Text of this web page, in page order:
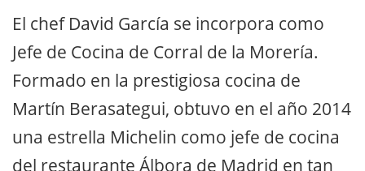
El chef David García se incorpora como
Jefe de Cocina de Corral de la Morería.
Formado en la prestigiosa cocina de
Martín Berasategui, obtuvo en el año 2014
una estrella Michelin como jefe de cocina
del restaurante Álbora de Madrid en tan